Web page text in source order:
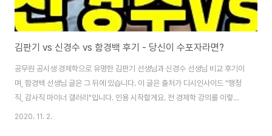
김판기 vs 신경수 vs 함경백 후기 - 당신이 수포자라면?
공무원 공시생 경제학으로 유명한 김판기 선생님과 신경수 선생님 비교 후기이
며, 함경백 선생님 글은 그 뒤에 있습니다. 이 글은 출처가 디시인사이드 "행정
직, 감사직 마이너 갤러리"입니다. 인용 시작할게요. 전 경제학 강의를 이렇게
들었습니다. 1. 김판기 기초, 이론 강의 (미시 + 거시) (나무 경영에 있는 CPA대
2020. 11. 2.